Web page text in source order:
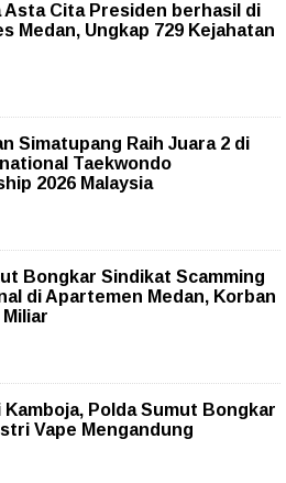
Asta Cita Presiden berhasil di
Medan, Ungkap 729 Kejahatan
Simatupang Raih Juara 2 di
Taekwondo
2026 Malaysia
Bongkar Sindikat Scamming
di Apartemen Medan, Korban
Miliar
Kamboja, Polda Sumut Bongkar
Vape Mengandung